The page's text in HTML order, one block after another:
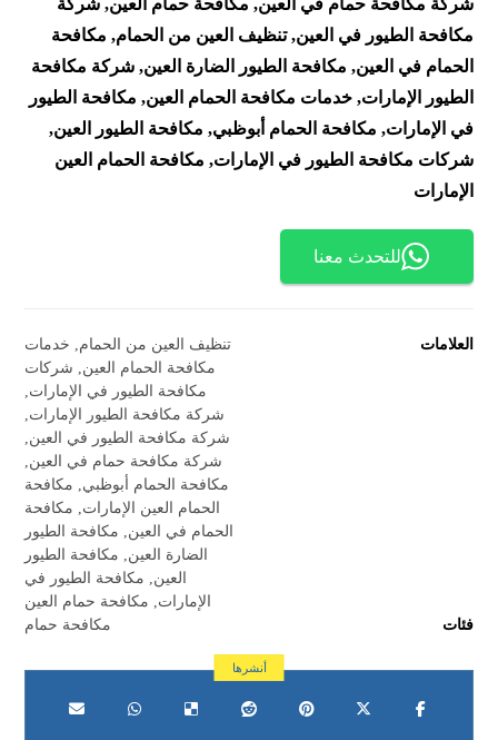
شركة مكافحة حمام في العين, مكافحة حمام العين, شركة
مكافحة الطيور في العين, تنظيف العين من الحمام, مكافحة
الحمام في العين, مكافحة الطيور الضارة العين, شركة مكافحة
الطيور الإمارات, خدمات مكافحة الحمام العين, مكافحة الطيور
في الإمارات, مكافحة الحمام أبوظبي, مكافحة الطيور العين,
شركات مكافحة الطيور في الإمارات, مكافحة الحمام العين
الإمارات
للتحدث معنا
العلامات تنظيف العين من الحمام, خدمات
مكافحة الحمام العين, شركات
مكافحة الطيور في الإمارات,
شركة مكافحة الطيور الإمارات,
شركة مكافحة الطيور في العين,
شركة مكافحة حمام في العين,
مكافحة الحمام أبوظبي, مكافحة
الحمام العين الإمارات, مكافحة
الحمام في العين, مكافحة الطيور
الضارة العين, مكافحة الطيور
العين, مكافحة الطيور في
الإمارات, مكافحة حمام العين
فئات
مكافحة حمام